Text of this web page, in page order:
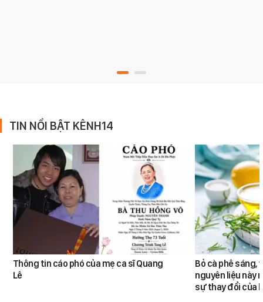
TIN NỔI BẬT KÊNH14
Thông tin cáo phó của mẹ ca sĩ Quang
Lê
Bỏ cà phê sáng,
nguyên liệu này
sự thay đổi của